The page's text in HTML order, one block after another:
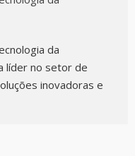
da
líder no setor de
inovadoras e